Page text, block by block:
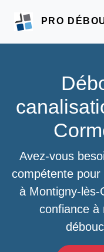
PRO
Avez-vous
compétente
à Montigny-lès-
confiance à